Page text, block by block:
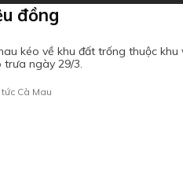
đồng
kéo về khu đất trống thuộc
trưa ngày 29/3.
Cà Mau